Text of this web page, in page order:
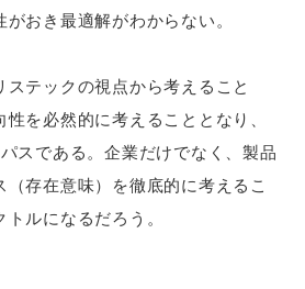
おき最適解がわからない。
テックの視点から考えること
を必然的に考えることとなり、
スである。企業だけでなく、製品
（存在意味）を徹底的に考えるこ
ルになるだろう。